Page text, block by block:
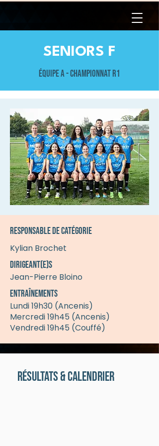
SENIORS F
Équipe A - Championnat R1
Responsable de catégorie
Kylian Brochet
Dirigeant(e)s
Jean-Pierre Bloino
Entraînements
Lundi 19h30 (Ancenis)
Mercredi 19h45 (Ancenis)
Vendredi 19h45 (Couffé)
Résultats & calendrier